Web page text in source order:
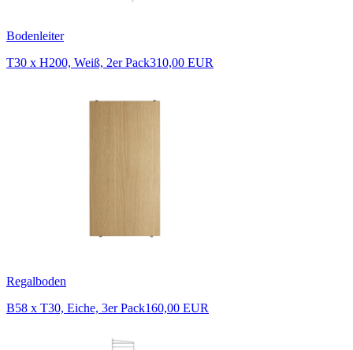
Bodenleiter
T30 x H200, Weiß, 2er Pack310,00 EUR
Regalboden
B58 x T30, Eiche, 3er Pack160,00 EUR